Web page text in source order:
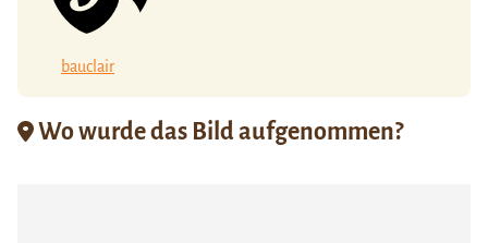
bauclair
Wo wurde das Bild aufgenommen?